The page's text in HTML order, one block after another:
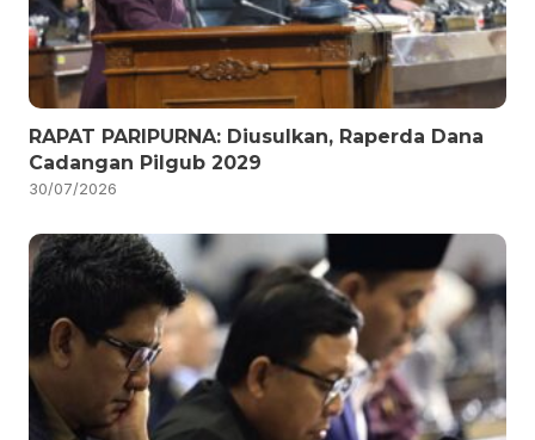
RAPAT PARIPURNA: Diusulkan, Raperda Dana
Cadangan Pilgub 2029
30/07/2026